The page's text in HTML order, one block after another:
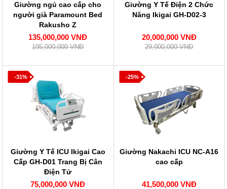
Giường ngủ cao cấp cho
người già Paramount Bed
Rakusho Z
135,000,000 VNĐ
195,000,000 VNĐ
Giường Y Tế Điện 2 Chức
Năng Ikigai GH-D02-3
20,000,000 VNĐ
29,000,000 VNĐ
-31%
Giường Y Tế ICU Ikigai Cao
Cấp GH-D01 Trang Bị Cân
Điện Tử
75,000,000 VNĐ
-25%
Giường Nakachi ICU NC-A16
cao cấp
41,500,000 VNĐ